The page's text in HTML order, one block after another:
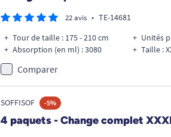
22 avis • TE-14681
Tour de taille : 175 - 210 cm
Absorption (en ml) : 3080
Unités
Taille :
Comparer
SOFFISOF -5%
4 paquets - Change complet